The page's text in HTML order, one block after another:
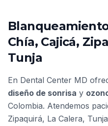
Chía, Cajicá,
Tunja
En Dental Center MD
diseño de sonrisa y
Colombia. Atendemos
Zipaquirá, La Calera, Tunja